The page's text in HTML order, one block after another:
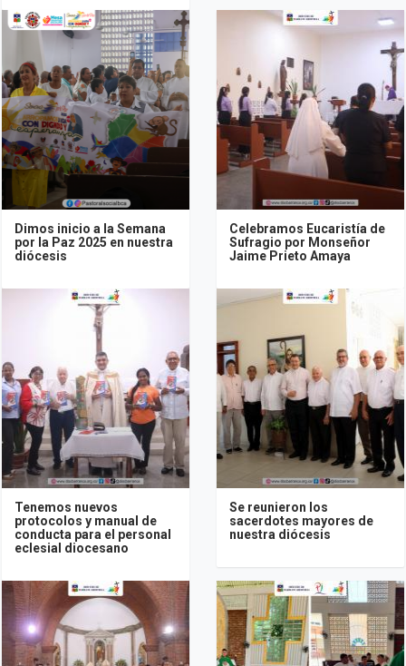
Dimos inicio a la Semana
por la Paz 2025 en nuestra
diócesis
Celebramos Eucaristía de
Sufragio por Monseñor
Jaime Prieto Amaya
Tenemos nuevos
protocolos y manual de
conducta para el personal
eclesial diocesano
Se reunieron los
sacerdotes mayores de
nuestra diócesis